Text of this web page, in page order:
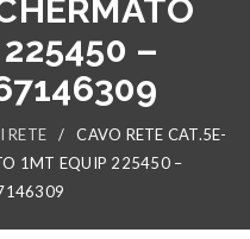
–
RETE /
CAVO RETE CAT.5E-
1MT EQUIP 225450 –